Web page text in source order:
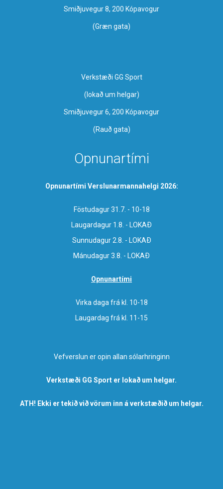
Smiðjuvegur 8, 200 Kópavogur
(Græn gata)
Verkstæði GG Sport
​(lokað um helgar)
Smiðjuvegur 6, 200 Kópavogur
(Rauð gata)
Opnunartími
Opnunartími Verslunarmannahelgi 2026:
Föstudagur 31.7. - 10-18
Laugardagur 1.8. - LOKAÐ
Sunnudagur 2.8. - LOKAÐ
Mánudagur 3.8. - LOKAÐ
Opnunartími
Virka daga frá kl. 10-18
Laugardag frá kl. 11-15
Vefverslun er opin allan sólarhringinn
Verkstæði GG Sport er lokað um helgar.
ATH! Ekki er tekið við vörum inn á verkstæðið um helgar.